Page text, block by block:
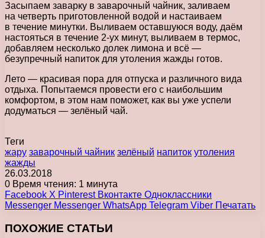
Засыпаем заварку в заварочный чайник, заливаем
на четверть приготовленной водой и настаиваем
в течение минутки. Выливаем оставшуюся воду, даём
настояться в течение 2-ух минут, выливаем в термос,
добавляем несколько долек лимона и всё —
безупречный напиток для утоления жажды готов.
Лето — красивая пора для отпуска и различного вида
отдыха. Попытаемся провести его с наибольшим
комфортом, в этом нам поможет, как вы уже успели
додуматься — зелёный чай.
Теги
жару заварочный чайник зелёный напиток утоления
жажды
26.03.2018
0 Время чтения: 1 минута
Facebook X Pinterest Вконтакте Одноклассники
Messenger Messenger WhatsApp Telegram Viber Печатать
ПОХОЖИЕ СТАТЬИ